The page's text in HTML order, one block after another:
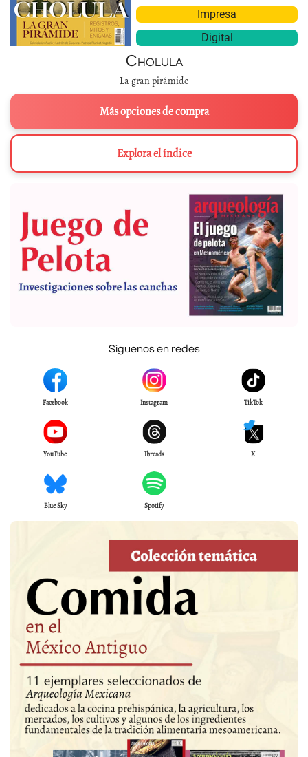
Impresa
Digital
Cholula
La gran pirámide
Más opciones de compra
Explora el índice
Síguenos en redes
Facebook Instagram TikTok
YouTube Threads X
Blue Sky Spotify